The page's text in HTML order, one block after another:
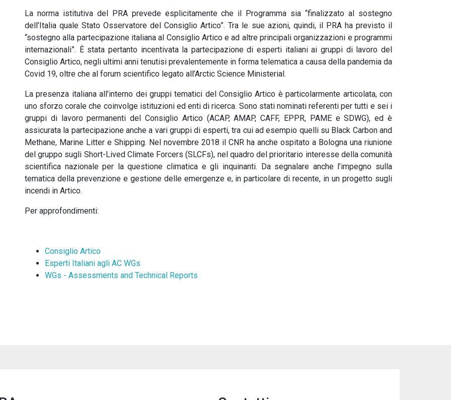
La norma istitutiva del PRA prevede esplicitamente che il Programma sia “finalizzato al sostegno
dell’Italia quale Stato Osservatore del Consiglio Artico”. Tra le sue azioni, quindi, il PRA ha previsto il
“sostegno alla partecipazione italiana al Consiglio Artico e ad altre principali organizzazioni e programmi
internazionali”. È stata pertanto incentivata la partecipazione di esperti italiani ai gruppi di lavoro del
Consiglio Artico, negli ultimi anni tenutisi prevalentemente in forma telematica a causa della pandemia da
Covid 19, oltre che al forum scientifico legato all’Arctic Science Ministerial.
La presenza italiana all’interno dei gruppi tematici del Consiglio Artico è particolarmente articolata, con
uno sforzo corale che coinvolge istituzioni ed enti di ricerca. Sono stati nominati referenti per tutti e sei i
gruppi di lavoro permanenti del Consiglio Artico (ACAP, AMAP, CAFF, EPPR, PAME e SDWG), ed è
assicurata la partecipazione anche a vari gruppi di esperti, tra cui ad esempio quelli su Black Carbon and
Methane, Marine Litter e Shipping. Nel novembre 2018 il CNR ha anche ospitato a Bologna una riunione
del gruppo sugli Short-Lived Climate Forcers (SLCFs), nel quadro del prioritario interesse della comunità
scientifica nazionale per la questione climatica e gli inquinanti. Da segnalare anche l’impegno sulla
tematica della prevenzione e gestione delle emergenze e, in particolare di recente, in un progetto sugli
incendi in Artico.
Per approfondimenti:
Consiglio Artico
Esperti Italiani agli AC WGs
WGs - Assessments and Technical Reports